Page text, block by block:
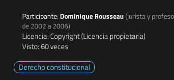
Participante: Dominique Rousseau(jurista y
de 2002 a 2006)
Licencia: Copyright (Licencia propietaria)
Visto: 60 veces
Derecho constitucional